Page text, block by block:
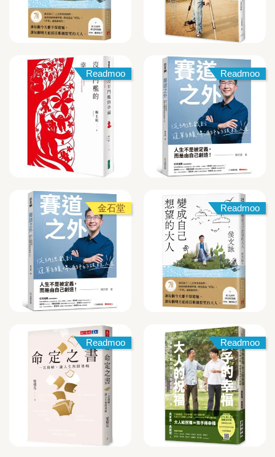
Readmoo Readmoo
金石堂 Readmoo
Readmoo Readmoo